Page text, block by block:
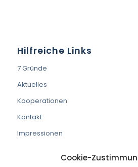
Cookie-
Hilfreiche Links
7 Gründe
Aktuelles
Kooperationen
Kontakt
Impressionen